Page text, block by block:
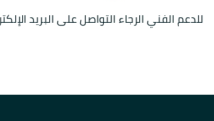
للدعم الفني الرجاء التواصل على البريد